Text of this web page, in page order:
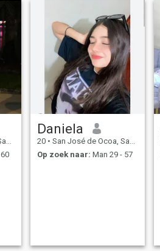
Daniela
20 • San José de Ocoa, San José de Ocoa, Dominicaanse Rep.
Op zoek naar: Man 29 - 57